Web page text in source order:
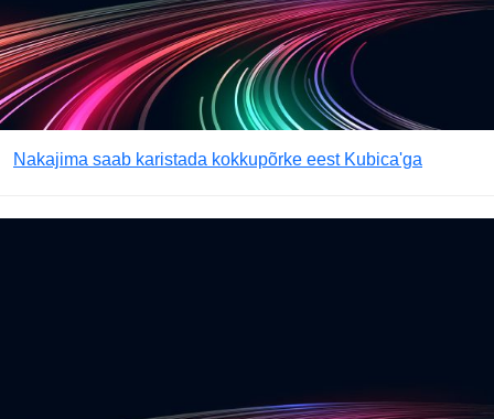
Nakajima saab karistada kokkupõrke eest Kubica'ga